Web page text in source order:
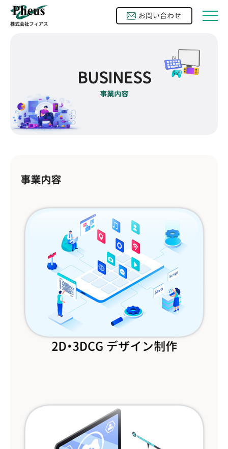
 お問い合わせ
BUSINESS
事業内容
事業内容